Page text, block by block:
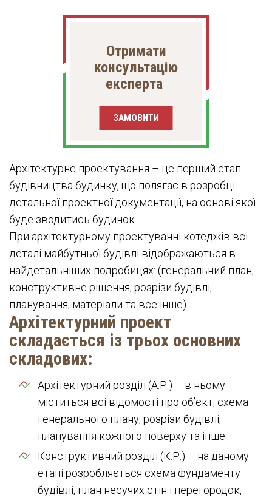
Отримати
консультацію
експерта
ЗАМОВИТИ
Архітектурне проектування – це перший етап
будівництва будинку, що полягає в розробці
детальної проектної документації, на основі якої
буде зводитись будинок.
При архітектурному проектуванні котеджів всі
деталі майбутньої будівлі відображаються в
найдетальніших подробицях: (генеральний план,
конструктивне рішення, розрізи будівлі,
планування, матеріали та все інше).
Архітектурний проект
складається із трьох основних
складових:
Архітектурний розділ (А.Р.) – в ньому
міститься всі відомості про об’єкт, схема
генерального плану, розрізи будівлі,
планування кожного поверху та інше.
Конструктивний розділ (К.Р.) – на даному
етапі розробляється схема фундаменту
будівлі, план несучих стін і перегородок,